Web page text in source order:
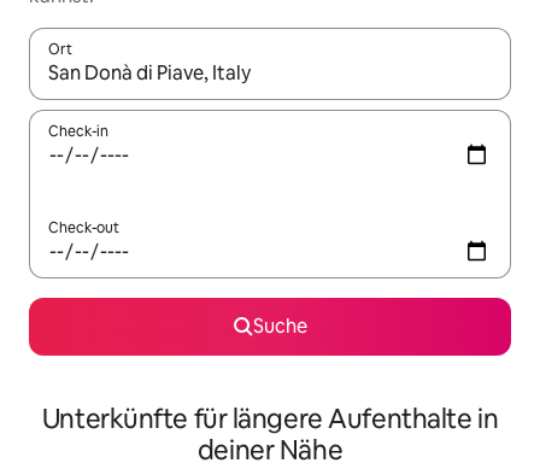
Ort
Wenn Ergebnisse verfügbar sind, navigiere mit den
Check-in
Check-out
Suche
Unterkünfte für längere Aufenthalte in
deiner Nähe